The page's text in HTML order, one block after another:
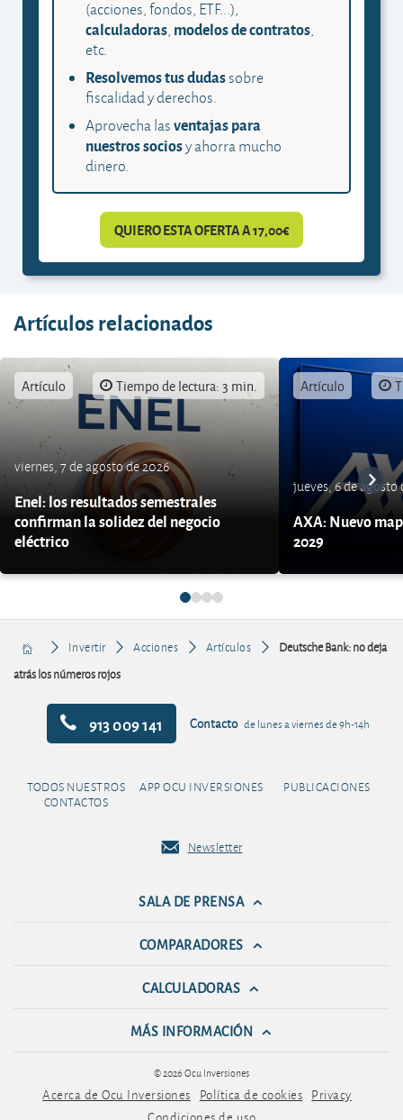
(acciones, fondos, ETF...),
calculadoras, modelos de contratos,
etc.
Resolvemos tus dudassobre
fiscalidad y derechos.
Aprovecha lasventajas para
nuestros sociosy ahorra mucho
dinero.
QUIERO ESTA OFERTA A 17,00€
Artículos relacionados
Artículo Tiempo de lectura: 3 min.
viernes, 7 de agosto de 2026
Enel: los resultados semestrales
confirman la solidez del negocio
eléctrico
Artículo
jueves, 6 de agosto
AXA: Nuevo
2029
Invertir Acciones Artículos
Deutsche Bank: no deja
atrás los números rojos
913 009 141 Contacto de lunes a viernes de 9h-14h
TODOS NUESTROS
CONTACTOS
APP OCU INVERSIONES PUBLICACIONES
Newsletter
SALA DE PRENSA
COMPARADORES
CALCULADORAS
MÁS INFORMACIÓN
© 2026 Ocu Inversiones
Acerca de Ocu Inversiones Política de cookies Privacy